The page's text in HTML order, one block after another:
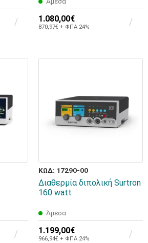
1.080,00€
870,97€ + ΦΠΑ 24%
ΚΩΔ: 17290-00
Διαθερμία διπολική Surtron
160 watt
Άμεσα
1.199,00€
966,94€ + ΦΠΑ 24%